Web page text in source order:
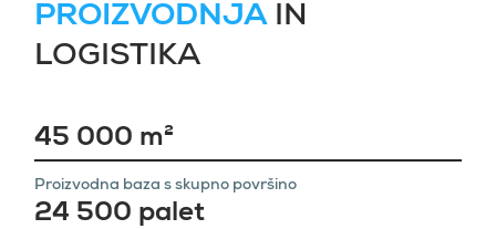
PROIZVODNJA IN
LOGISTIKA
45 000 m²
Proizvodna baza s skupno površino
24 500 palet